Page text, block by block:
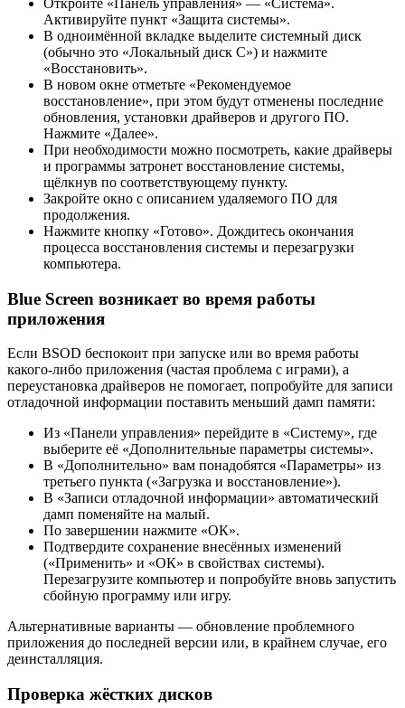
Откройте «Панель управления» — «Система».
Активируйте пункт «Защита системы».
В одноимённой вкладке выделите системный диск
(обычно это «Локальный диск C») и нажмите
«Восстановить».
В новом окне отметьте «Рекомендуемое
восстановление», при этом будут отменены последние
обновления, установки драйверов и другого ПО.
Нажмите «Далее».
При необходимости можно посмотреть, какие драйверы
и программы затронет восстановление системы,
щёлкнув по соответствующему пункту.
Закройте окно с описанием удаляемого ПО для
продолжения.
Нажмите кнопку «Готово». Дождитесь окончания
процесса восстановления системы и перезагрузки
компьютера.
Blue Screen возникает во время работы
приложения
Если BSOD беспокоит при запуске или во время работы
какого-либо приложения (частая проблема с играми), а
переустановка драйверов не помогает, попробуйте для записи
отладочной информации поставить меньший дамп памяти:
Из «Панели управления» перейдите в «Систему», где
выберите её «Дополнительные параметры системы».
В «Дополнительно» вам понадобятся «Параметры» из
третьего пункта («Загрузка и восстановление»).
В «Записи отладочной информации» автоматический
дамп поменяйте на малый.
По завершении нажмите «ОК».
Подтвердите сохранение внесённых изменений
(«Применить» и «ОК» в свойствах системы).
Перезагрузите компьютер и попробуйте вновь запустить
сбойную программу или игру.
Альтернативные варианты — обновление проблемного
приложения до последней версии или, в крайнем случае, его
деинсталляция.
Проверка жёстких дисков